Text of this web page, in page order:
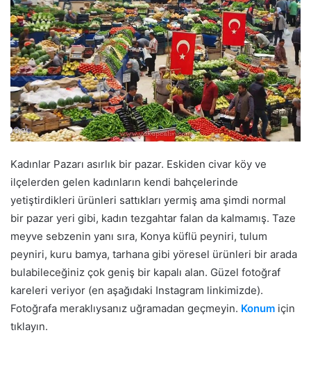
Kadınlar Pazarı asırlık bir pazar. Eskiden civar köy ve
ilçelerden gelen kadınların kendi bahçelerinde
yetiştirdikleri ürünleri sattıkları yermiş ama şimdi normal
bir pazar yeri gibi, kadın tezgahtar falan da kalmamış. Taze
meyve sebzenin yanı sıra, Konya küflü peyniri, tulum
peyniri, kuru bamya, tarhana gibi yöresel ürünleri bir arada
bulabileceğiniz çok geniş bir kapalı alan. Güzel fotoğraf
kareleri veriyor (en aşağıdaki Instagram linkimizde).
Fotoğrafa meraklıysanız uğramadan geçmeyin. Konum için
tıklayın.